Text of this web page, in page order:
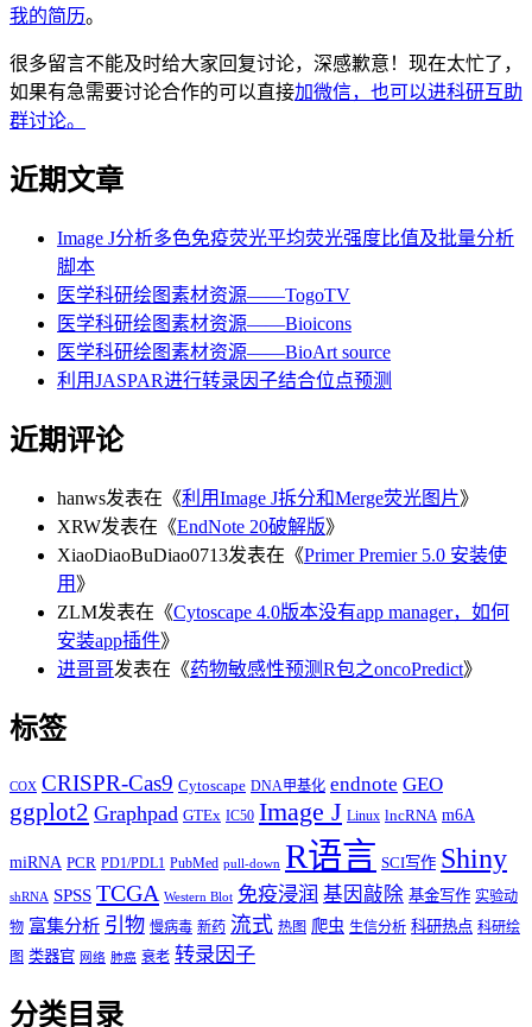
我的简历。
很多留言不能及时给大家回复讨论，深感歉意！现在太忙了，
如果有急需要讨论合作的可以直接加微信，也可以进科研互助
群讨论。
近期文章
Image J分析多色免疫荧光平均荧光强度比值及批量分析
脚本
医学科研绘图素材资源——TogoTV
医学科研绘图素材资源——Bioicons
医学科研绘图素材资源——BioArt source
利用JASPAR进行转录因子结合位点预测
近期评论
hanws发表在《利用Image J拆分和Merge荧光图片》
XRW发表在《EndNote 20破解版》
XiaoDiaoBuDiao0713发表在《Primer Premier 5.0 安装使
用 》
ZLM发表在《Cytoscape 4.0版本没有app manager，如何
安装app插件》
进哥哥发表在《药物敏感性预测R包之oncoPredict》
标签
COX CRISPR-Cas9 Cytoscape DNA甲基化 endnote GEO
ggplot2 Graphpad GTEx IC50 Image J Linux lncRNA m6A
miRNA PCR PD1/PDL1 PubMed pull-down R语言 SCI写作 Shiny
shRNA SPSS TCGA Western Blot 免疫浸润 基因敲除 基金写作 实验动
物 富集分析 引物 慢病毒 新药 流式 热图 爬虫 生信分析 科研热点 科研绘
图 类器官 网络 肺癌 衰老 转录因子
分类目录